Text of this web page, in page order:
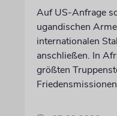
Auf US-Anfrage
ugandischen
internationalen
anschließen. In
größten
Friedensmissionen